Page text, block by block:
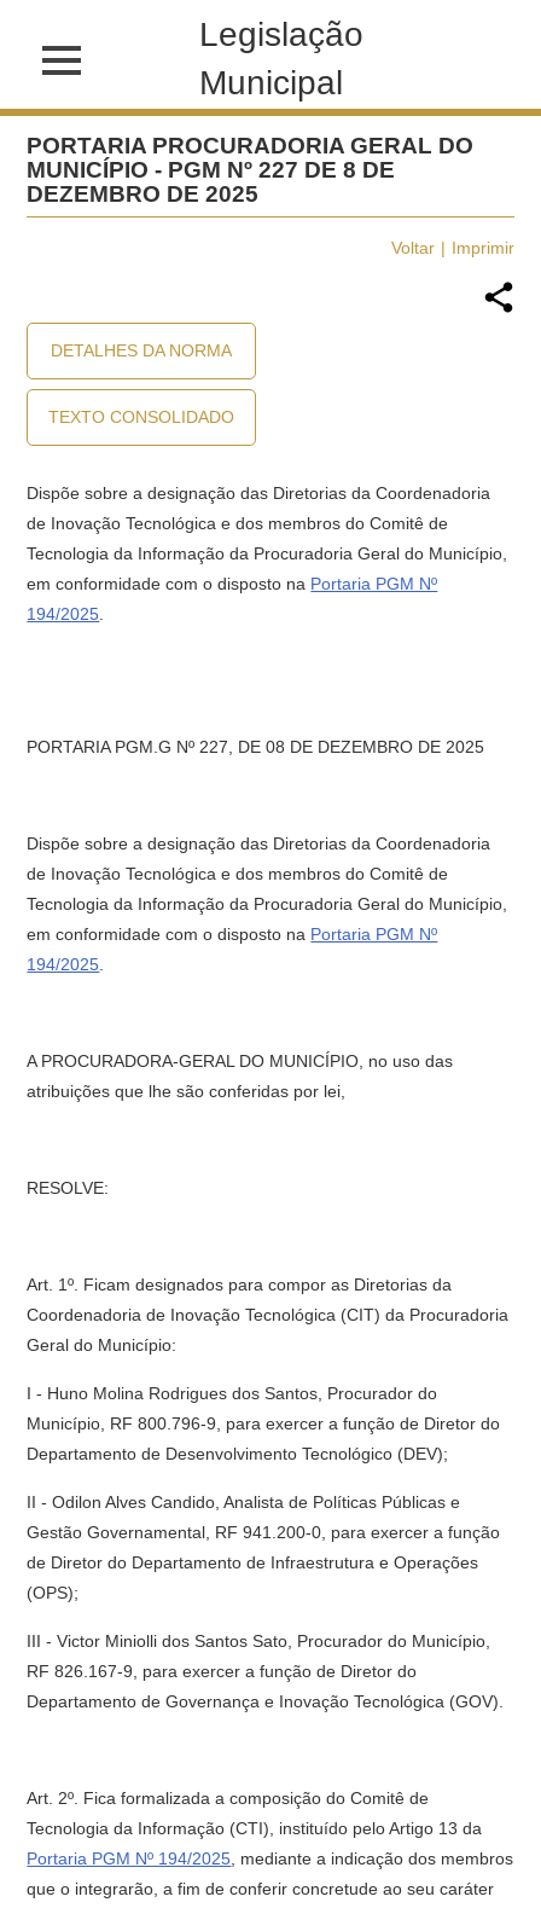
Legislação
Municipal
PORTARIA PROCURADORIA GERAL DO
MUNICÍPIO - PGM Nº 227 DE 8 DE
DEZEMBRO DE 2025
Voltar Imprimir
DETALHES DA NORMA
TEXTO CONSOLIDADO
Dispõe sobre a designação das Diretorias da Coordenadoria
de Inovação Tecnológica e dos membros do Comitê de
Tecnologia da Informação da Procuradoria Geral do Município,
em conformidade com o disposto na Portaria PGM Nº
194/2025
PORTARIA PGM.G Nº 227, DE 08 DE DEZEMBRO DE 2025
Dispõe sobre a designação das Diretorias da Coordenadoria
de Inovação Tecnológica e dos membros do Comitê de
Tecnologia da Informação da Procuradoria Geral do Município,
em conformidade com o disposto na Portaria PGM Nº
194/2025
A PROCURADORA-GERAL DO MUNICÍPIO , no uso das
atribuições que lhe são conferidas por lei,
RESOLVE:
Art. 1º. Ficam designados para compor as Diretorias da
Coordenadoria de Inovação Tecnológica (CIT) da Procuradoria
Geral do Município:
I - Huno Molina Rodrigues dos Santos, Procurador do
Município, RF 800.796-9, para exercer a função de Diretor do
Departamento de Desenvolvimento Tecnológico (DEV);
II - Odilon Alves Candido, Analista de Políticas Públicas e
Gestão Governamental, RF 941.200-0, para exercer a função
de Diretor do Departamento de Infraestrutura e Operações
(OPS);
III - Victor Miniolli dos Santos Sato, Procurador do Município,
RF 826.167-9, para exercer a função de Diretor do
Departamento de Governança e Inovação Tecnológica (GOV).
Art. 2º. Fica formalizada a composição do Comitê de
Tecnologia da Informação (CTI), instituído pelo Artigo 13 da
Portaria PGM Nº 194/2025 , mediante a indicação dos membros
que o integrarão, a fim de conferir concretude ao seu caráter